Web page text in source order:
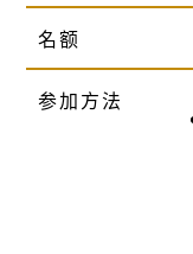
名额
参加方法